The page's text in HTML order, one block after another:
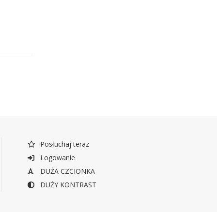
Posłuchaj teraz
Logowanie
DUŻA CZCIONKA
DUŻY KONTRAST